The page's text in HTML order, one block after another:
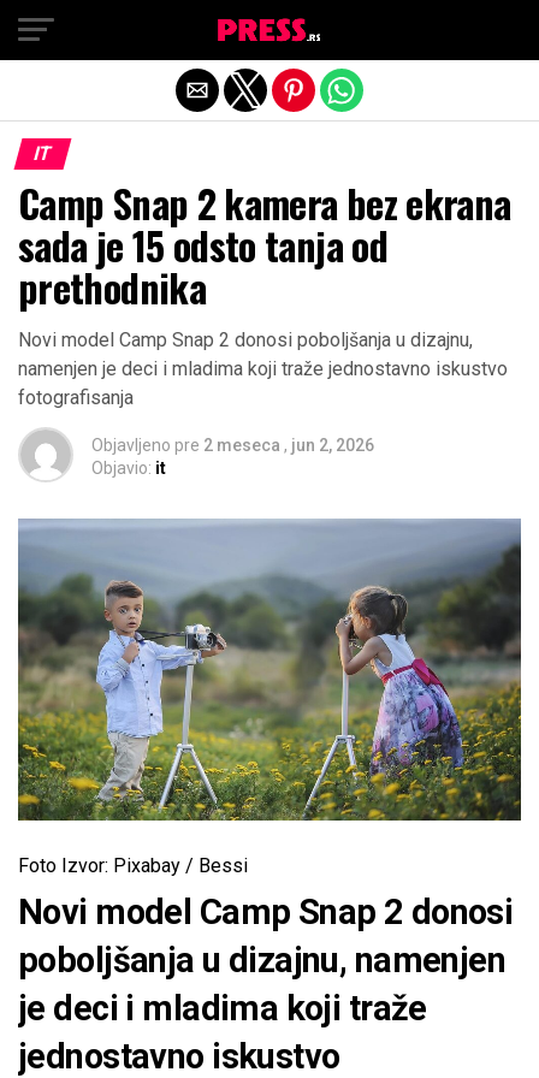
IT
Camp Snap 2 kamera bez ekrana
sada je 15 odsto tanja od
prethodnika
Novi model Camp Snap 2 donosi poboljšanja u dizajnu,
namenjen je deci i mladima koji traže jednostavno iskustvo
fotografisanja
Objavljeno pre 2 meseca , jun 2, 2026
Objavio: it
Foto Izvor: Pixabay / Bessi
Novi model Camp Snap 2 donosi
poboljšanja u dizajnu, namenjen
je deci i mladima koji traže
jednostavno iskustvo
Exit mobile version